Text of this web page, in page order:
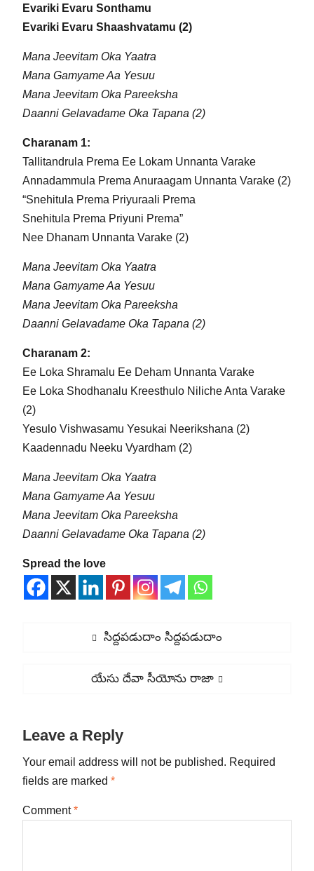
Evariki Evaru Sonthamu
Evariki Evaru Shaashvatamu (2)
Mana Jeevitam Oka Yaatra
Mana Gamyame Aa Yesuu
Mana Jeevitam Oka Pareeksha
Daanni Gelavadame Oka Tapana (2)
Charanam 1:
Tallitandrula Prema Ee Lokam Unnanta Varake
Annadammula Prema Anuraagam Unnanta Varake (2)
“Snehitula Prema Priyuraali Prema
Snehitula Prema Priyuni Prema”
Nee Dhanam Unnanta Varake (2)
Mana Jeevitam Oka Yaatra
Mana Gamyame Aa Yesuu
Mana Jeevitam Oka Pareeksha
Daanni Gelavadame Oka Tapana (2)
Charanam 2:
Ee Loka Shramalu Ee Deham Unnanta Varake
Ee Loka Shodhanalu Kreesthulo Niliche Anta Varake
(2)
Yesulo Vishwasamu Yesukai Neerikshana (2)
Kaadennadu Neeku Vyardham (2)
Mana Jeevitam Oka Yaatra
Mana Gamyame Aa Yesuu
Mana Jeevitam Oka Pareeksha
Daanni Gelavadame Oka Tapana (2)
Spread the love
Previous
సిద్దపడుదాం సిద్దపడుదాం
Next
యేసు దేవా సీయోను రాజా
Leave a Reply
Your email address will not be published. Required
fields are marked *
Comment*